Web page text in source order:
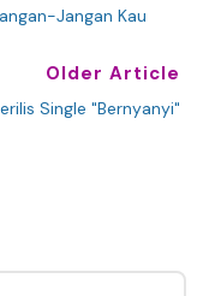
Jangan Kau
Older Article
Single "Bernyanyi"